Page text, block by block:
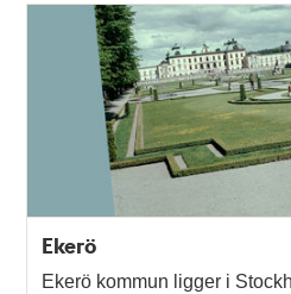
Relaterade
Ekerö
Ekerö kommun ligger i